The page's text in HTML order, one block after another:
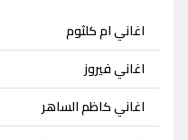
اغاني ام كلثوم
اغاني فيروز
اغاني كاظم الساهر